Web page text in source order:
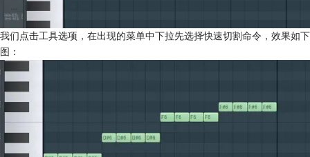
我们点击工具选项，在出现的菜单中下拉先选择快速切割命令，效果如下
图：